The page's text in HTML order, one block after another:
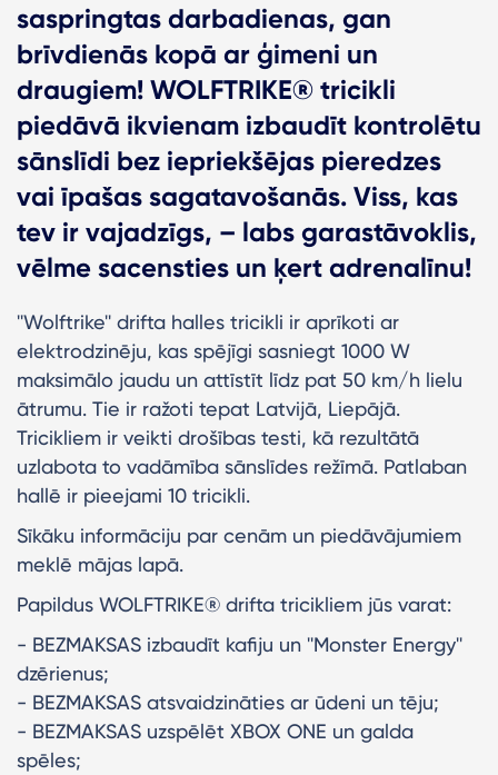
saspringtas darbadienas, gan
brīvdienās kopā ar ģimeni un
draugiem! WOLFTRIKE® tricikli
piedāvā ikvienam izbaudīt kontrolētu
sānslīdi bez iepriekšējas pieredzes
vai īpašas sagatavošanās. Viss, kas
tev ir vajadzīgs, – labs garastāvoklis,
vēlme sacensties un ķert adrenalīnu!
''Wolftrike'' drifta halles tricikli ir aprīkoti ar
elektrodzinēju, kas spējīgi sasniegt 1000 W
maksimālo jaudu un attīstīt līdz pat 50 km/h lielu
ātrumu. Tie ir ražoti tepat Latvijā, Liepājā.
Tricikliem ir veikti drošības testi, kā rezultātā
uzlabota to vadāmība sānslīdes režīmā. Patlaban
hallē ir pieejami 10 tricikli.
Sīkāku informāciju par cenām un piedāvājumiem
meklē mājas lapā.
Papildus WOLFTRIKE® drifta tricikliem jūs varat:
- BEZMAKSAS izbaudīt kafiju un ''Monster Energy''
dzērienus;
- BEZMAKSAS atsvaidzināties ar ūdeni un tēju;
- BEZMAKSAS uzspēlēt XBOX ONE un galda
spēles;